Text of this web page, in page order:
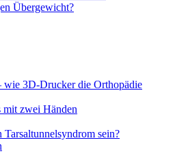
Übergewicht?
wie 3D-Drucker die Orthopädie
sein?